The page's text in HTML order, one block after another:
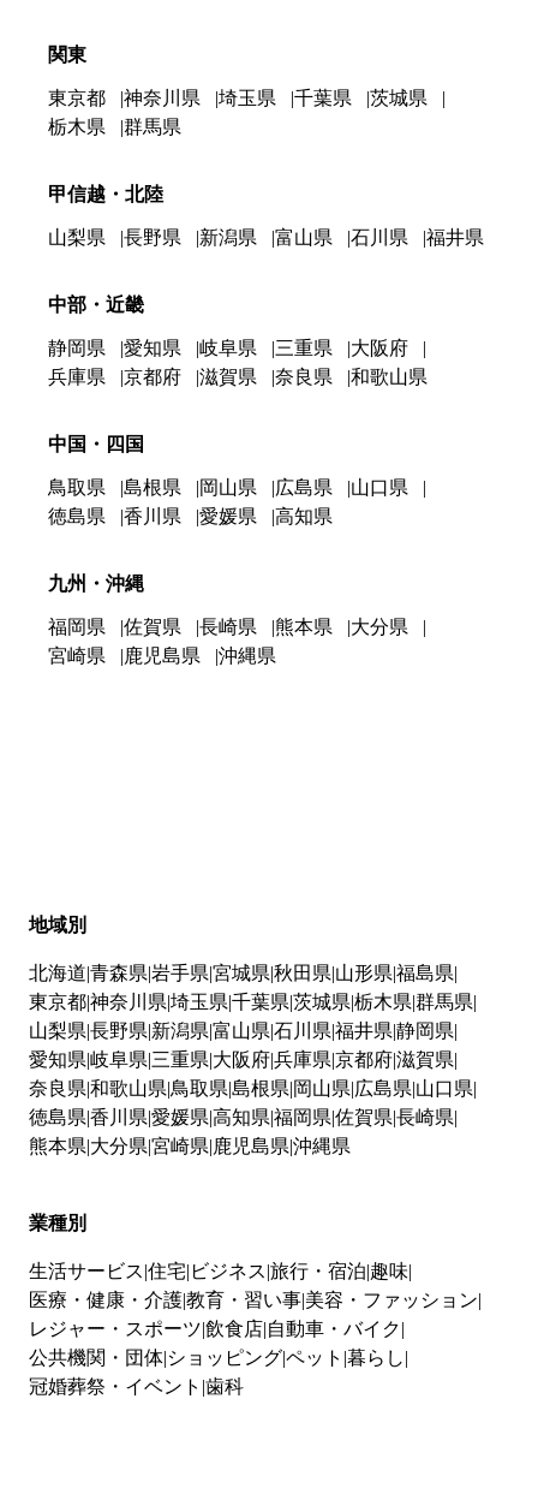
関東
東京都 神奈川県 埼玉県 千葉県
茨城県
栃木県
群馬県
甲信越・北陸
山梨県 長野県 新潟県 富山県 石川県 福井県
中部・近畿
静岡県 愛知県 岐阜県 三重県
大阪府
兵庫県
京都府 滋賀県 奈良県 和歌山県
中国・四国
鳥取県 島根県 岡山県 広島県
山口県
徳島県
香川県 愛媛県 高知県
九州・沖縄
福岡県 佐賀県 長崎県 熊本県
大分県
宮崎県
鹿児島県 沖縄県
地域別
北海道 青森県 岩手県 宮城県 秋田県 山形県 福島県
東京都神奈川県 埼玉県 千葉県 茨城県 栃木県 群馬県
山梨県 長野県 新潟県 富山県 石川県 福井県 静岡県
愛知県 岐阜県 三重県 大阪府兵庫県 京都府滋賀県
奈良県 和歌山県 鳥取県 島根県 岡山県 広島県 山口県
徳島県 香川県 愛媛県 高知県 福岡県 佐賀県 長崎県
熊本県 大分県 宮崎県 鹿児島県 沖縄県
業種別
生活サービス 住宅 ビジネス 旅行・宿泊 趣味
医療・健康・介護教育・習い事 美容・ファッション
レジャー・スポーツ 飲食店 自動車・バイク
公共機関・団体 ショッピングペット 暮らし
冠婚葬祭・イベント 歯科